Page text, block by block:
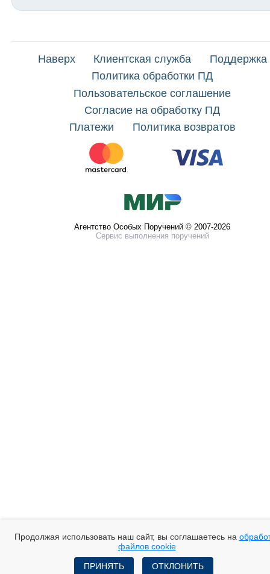
Продолжая использовать наш сайт, вы соглашаетесь на
файлов cookie
ПРИНЯТЬ ОТКЛОНИТЬ
Наверх Клиентская служба
Поддержка
Политика обработки ПД
Пользовательское соглашение
Согласие на обработку ПД
Платежи
Политика возвратов
Агентство Особых Поручений © 2007-2026
Сервис выполнения поручений